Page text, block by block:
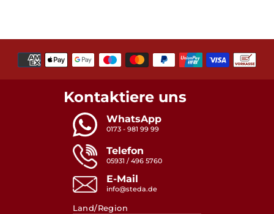
Kontaktiere uns
WhatsApp
0173 - 981 99 99
Telefon
05931 / 496 5760
E-Mail
info@steda.de
Land/Region